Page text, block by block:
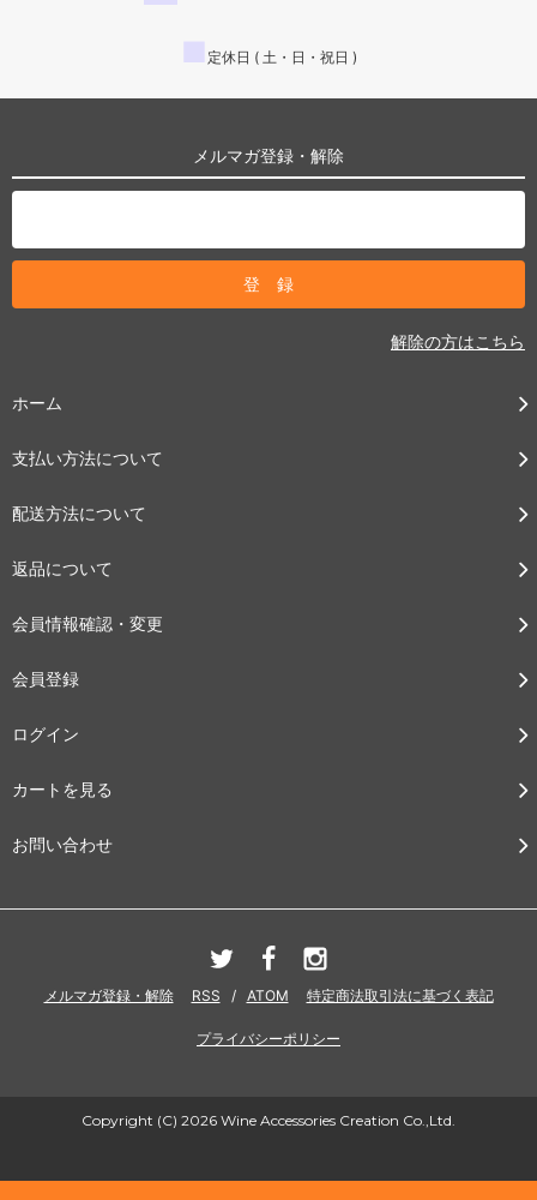
■ 定休日 ( 土・日・祝日 )
メルマガ登録・解除
解除の方はこちら
ホーム
支払い方法について
配送方法について
返品について
会員情報確認・変更
会員登録
ログイン
カートを見る
お問い合わせ
メルマガ登録・解除 RSS / ATOM 特定商法取引法に基づく表記
プライバシーポリシー
Copyright (C) 2026 Wine Accessories Creation Co.,Ltd.